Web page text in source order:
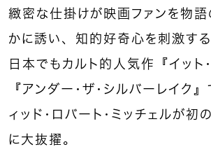
緻密な仕掛けが映画ファンを物
かに誘い、知的好奇心を刺激す
日本でもカルト的人気作『イット
『アンダー・ザ・シルバーレイク
ィッド・ロバート・ミッチェルが
に大抜擢。